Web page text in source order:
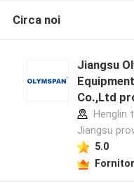
Circa noi
Jiangsu
Co.,Ltd
Henglin
Jiangsu
5.0